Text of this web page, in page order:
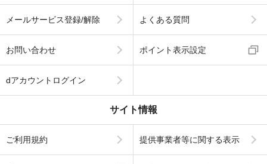
メールサービス登録/解除 よくある質問
お問い合わせ ポイント表示設定
dアカウントログイン
サイト情報
ご利用規約 提供事業者等に関する表示